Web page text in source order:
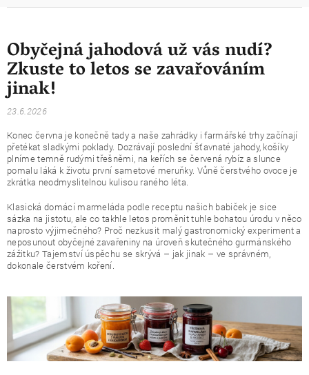
Obyčejná jahodová už vás nudí?
Zkuste to letos se zavařováním
jinak!
23.6.2026
Konec června je konečně tady a naše zahrádky i farmářské trhy začínají
přetékat sladkými poklady. Dozrávají poslední šťavnaté jahody, košíky
plníme temně rudými třešněmi, na keřích se červená rybíz a slunce
pomalu láká k životu první sametové meruňky. Vůně čerstvého ovoce je
zkrátka neodmyslitelnou kulisou raného léta.
Klasická domácí marmeláda podle receptu našich babiček je sice
sázka na jistotu, ale co takhle letos proměnit tuhle bohatou úrodu v něco
naprosto výjimečného? Proč nezkusit malý gastronomický experiment a
neposunout obyčejné zavařeniny na úroveň skutečného gurmánského
zážitku? Tajemství úspěchu se skrývá – jak jinak – ve správném,
dokonale čerstvém koření.